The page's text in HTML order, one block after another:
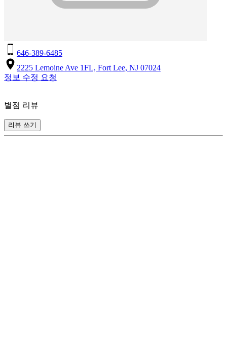
646-389-6485
2225 Lemoine Ave 1FL, Fort Lee, NJ 07024
정보 수정 요청
별점 리뷰
리뷰 쓰기